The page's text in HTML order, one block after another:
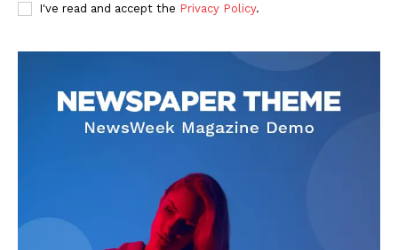
I've read and accept the Privacy Policy.